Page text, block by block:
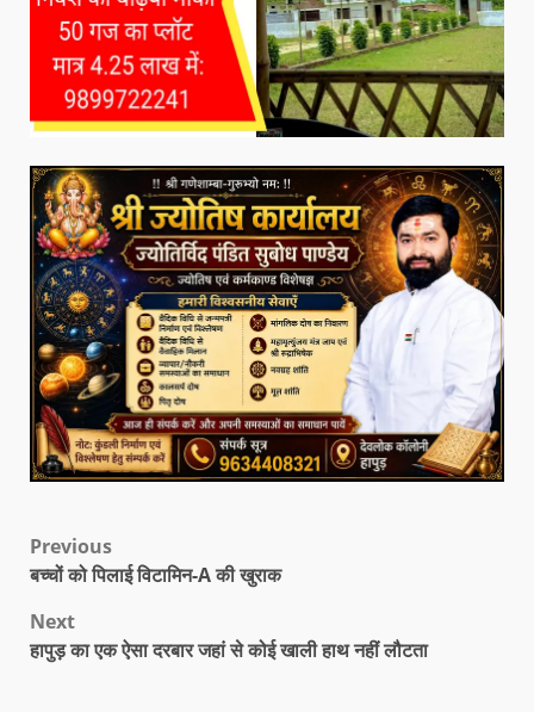
Previous
बच्चों को पिलाई विटामिन-A की खुराक
Next
हापुड़ का एक ऐसा दरबार जहां से कोई खाली हाथ नहीं लौटता